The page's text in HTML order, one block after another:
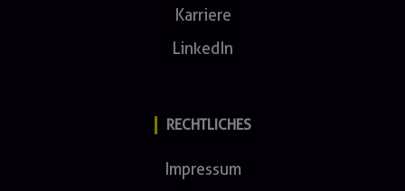
Karriere
LinkedIn
RECHTLICHES
Impressum